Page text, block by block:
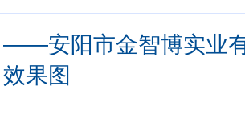
安阳市金智博实业
果图